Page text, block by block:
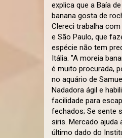
explica que a Baía
banana gosta de
Clereci trabalha
e São Paulo, que
espécie não tem
Itália. "A moreia
é muito procurada,
no aquário de
Nadadora ágil e
facilidade para
fechados; Se sente
siris. Mercado ajuda
último dado do